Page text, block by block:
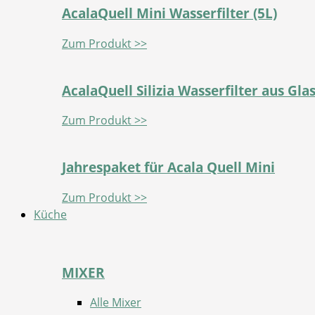
AcalaQuell Mini Wasserfilter (5L)
Zum Produkt >>
AcalaQuell Silizia Wasserfilter aus Glas
Zum Produkt >>
Jahrespaket für Acala Quell Mini
Zum Produkt >>
Küche
MIXER
Alle Mixer